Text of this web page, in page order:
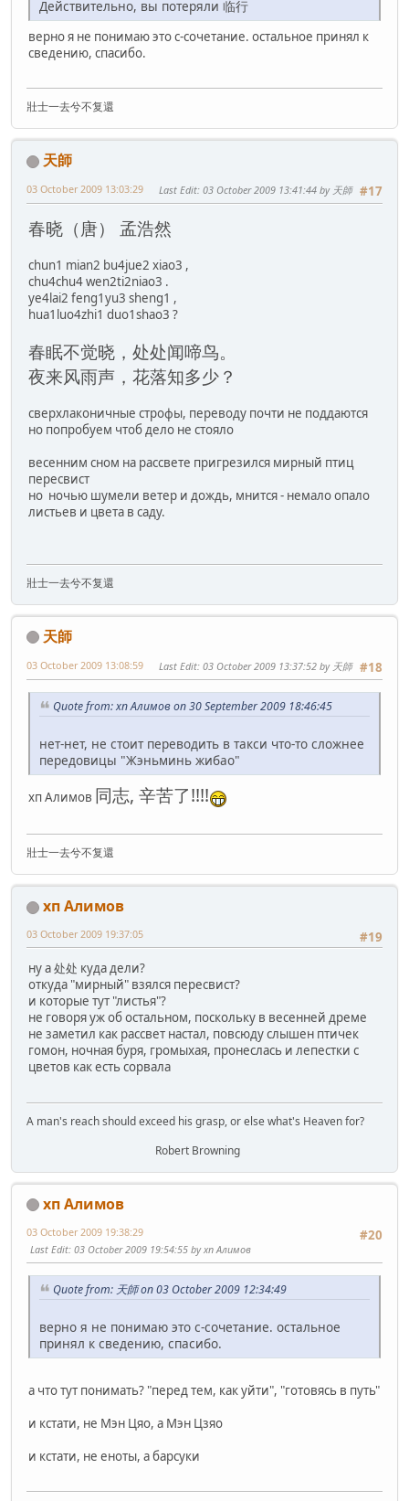
Действительно, вы потеряли 临行
верно я не понимаю это с-сочетание. остальное принял к
сведению, спасибо.
壯士一去兮不复還
天師
#17
03 October 2009 13:03:29 Last Edit: 03 October 2009 13:41:44 by 天師
春晓（唐） 孟浩然
chun1 mian2 bu4jue2 xiao3 ,
chu4chu4 wen2ti2niao3 .
ye4lai2 feng1yu3 sheng1 ,
hua1luo4zhi1 duo1shao3 ?
春眠不觉晓，处处闻啼鸟。
夜来风雨声，花落知多少？
сверхлаконичные строфы, переводу почти не поддаются
но попробуем чтоб дело не стояло
весенним сном на рассвете пригрезился мирный птиц
пересвист
но ночью шумели ветер и дождь, мнится - немало опало
листьев и цвета в саду.
壯士一去兮不复還
天師
#18
03 October 2009 13:08:59 Last Edit: 03 October 2009 13:37:52 by 天師
Quote from: хп Алимов on 30 September 2009 18:46:45
нет-нет, не стоит переводить в такси что-то сложнее
передовицы "Жэньминь жибао"
хп Алимов 同志, 辛苦了!!!!
壯士一去兮不复還
хп Алимов
#19
03 October 2009 19:37:05
ну а 处处 куда дели?
откуда "мирный" взялся пересвист?
и которые тут "листья"?
не говоря уж об остальном, поскольку в весенней дреме
не заметил как рассвет настал, повсюду слышен птичек
гомон, ночная буря, громыхая, пронеслась и лепестки с
цветов как есть сорвала
A man's reach should exceed his grasp, or else what's Heaven for?
Robert Browning
хп Алимов
#20
03 October 2009 19:38:29
Last Edit: 03 October 2009 19:54:55 by хп Алимов
Quote from: 天師 on 03 October 2009 12:34:49
верно я не понимаю это с-сочетание. остальное
принял к сведению, спасибо.
а что тут понимать? "перед тем, как уйти", "готовясь в путь"
и кстати, не Мэн Цяо, а Мэн Цзяо
и кстати, не еноты, а барсуки